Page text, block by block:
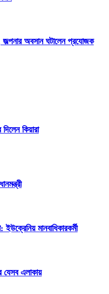
জল্পনার অবসান ঘটালেন প্রযোজক
কিয়ারা
মানবাধিকারকর্মী
যেসব এলাকায়